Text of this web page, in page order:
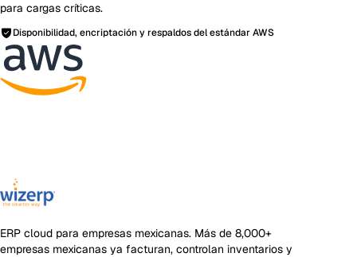
para cargas críticas.
Disponibilidad, encriptación y respaldos del estándar AWS
ERP cloud para empresas mexicanas. Más de 8,000+
empresas mexicanas ya facturan, controlan inventarios y